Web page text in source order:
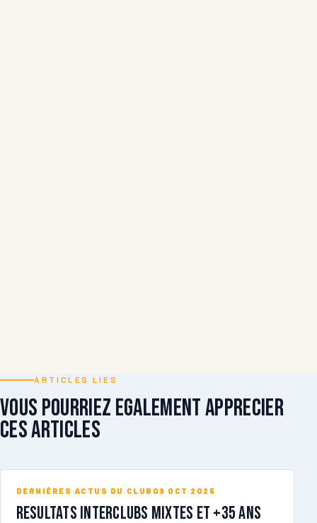
ARTICLES LIES
Vous pourriez egalement apprecier
ces articles
DERNIÈRES ACTUS DU CLUB 09 OCT 2025
RESULTATS Interclubs MIXTES et +35 ans